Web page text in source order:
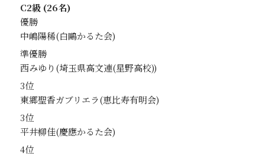
C2級 (26名)
優勝
中嶋陽稀
準優勝
西みゆり
3位
東郷聖香ガブリエラ
3位
平井柳佳
4位